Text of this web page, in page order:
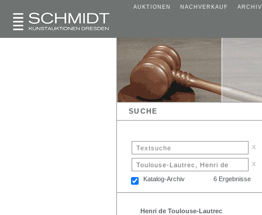
AUKTIONEN NACHVERKAUF ARCHIV
SUCHE
x
x
Katalog-Archiv 6 Ergebnisse
Henri de Toulouse-Lautrec